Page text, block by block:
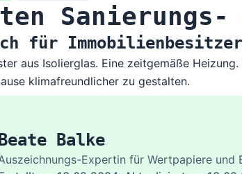
für Immobilienbesitzer
aus Isolierglas. Eine zeitgemäße
klimafreundlicher zu gestalten.
Beate Balke
Expertin für Wertpapiere und